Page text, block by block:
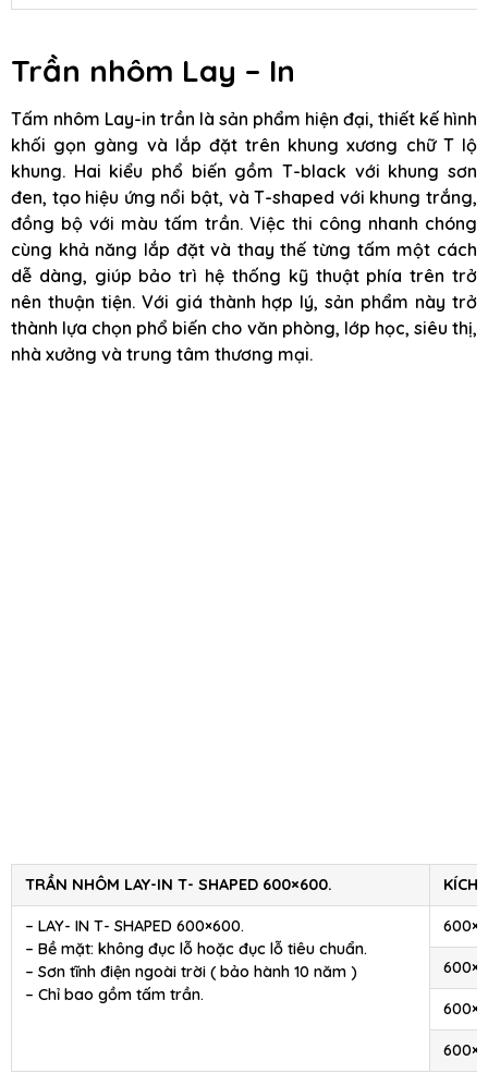
Trần nhôm Lay – In
Tấm nhôm Lay-in trần là sản phẩm hiện đại, thiết kế hình
khối gọn gàng và lắp đặt trên khung xương chữ T lộ
khung. Hai kiểu phổ biến gồm T-black với khung sơn
đen, tạo hiệu ứng nổi bật, và T-shaped với khung trắng,
đồng bộ với màu tấm trần. Việc thi công nhanh chóng
cùng khả năng lắp đặt và thay thế từng tấm một cách
dễ dàng, giúp bảo trì hệ thống kỹ thuật phía trên trở
nên thuận tiện. Với giá thành hợp lý, sản phẩm này trở
thành lựa chọn phổ biến cho văn phòng, lớp học, siêu thị,
nhà xưởng và trung tâm thương mại.
TRẦN NHÔM LAY-IN T- SHAPED 600×600. KÍCH
– LAY- IN T- SHAPED 600×600.
– Bề mặt: không đục lỗ hoặc đục lỗ tiêu chuẩn.
– Sơn tĩnh điện ngoài trời ( bảo hành 10 năm )
– Chỉ bao gồm tấm trần.